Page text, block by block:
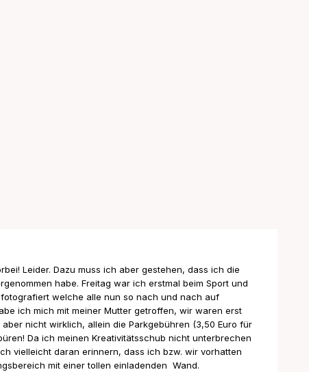
Leider. Dazu muss ich aber gestehen, dass ich die
habe. Freitag war ich erstmal beim Sport und
welche alle nun so nach und nach auf
ich mich mit meiner Mutter getroffen, wir waren erst
nicht wirklich, allein die Parkgebühren (3,50 Euro für
Da ich meinen Kreativitätsschub nicht unterbrechen
vielleicht daran erinnern, dass ich bzw. wir vorhatten
mit einer tollen einladenden Wand.